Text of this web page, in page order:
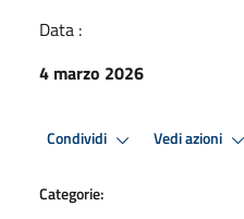
Data :
4 marzo 2026
Condividi Vedi azioni
Categorie: